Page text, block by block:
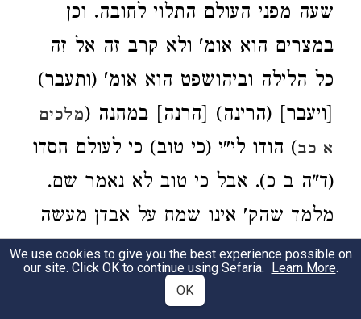
שעה מפני העולם התלוי לחובה. וכן
במצרים הוא אומ' ולא קרב זה אל זה
כל הלילה וביהושפט הוא אומ' (ותעבר)
[ויעבר] (הרינה) [הרנה] במחנה (מלכים
א כב) הודו לי"י (כי טוב) כי לעולם חסדו
(ד"ה ב כ). אבל כי טוב לא נאמר שם.
מלמד שהק' אינו שמח על אבדן מעשה
ידיו. וכן הוא אומ' חי אני נאם אדני יֱהִוֹה
אם אחפץ במות הרשע (
We use cookies to give you the best experience possible on
our site. Click OK to continue using Sefaria. Learn More.
OK